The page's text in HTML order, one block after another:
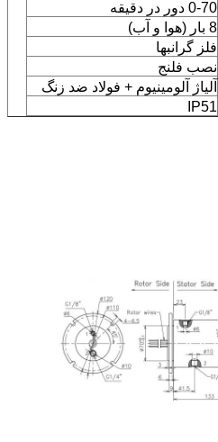
0-70 دور در دقیقه
8 بار (هوا و آب)
فلز گرانبها
نصب فلنج
آلیاژ آلومینیوم + فولاد ضد زنگ
IP51